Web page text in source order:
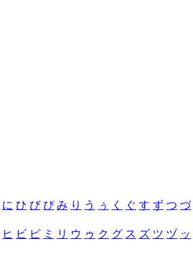
に ひ び ぴ み り う ぅ く ぐ す ず つ づ
ヒ ビ ピ ミ リ ウ ゥ ク グ ス ズ ツ ヅ ッ